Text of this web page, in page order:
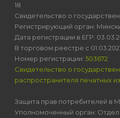
18
Свидетельство о
Регистрирующий орган:
Дата регистрации в ЕГР:
В торговом реестре с 01.03.2021
Номер регистрации: 503672
Свидетельство о
распространителя печатных
Защита прав потребителей в
Уполномоченный орган: Отдел